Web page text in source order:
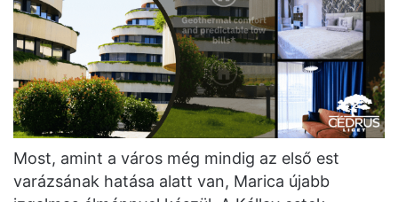
Most, amint a város még mindig az első est
varázsának hatása alatt van, Marica újabb